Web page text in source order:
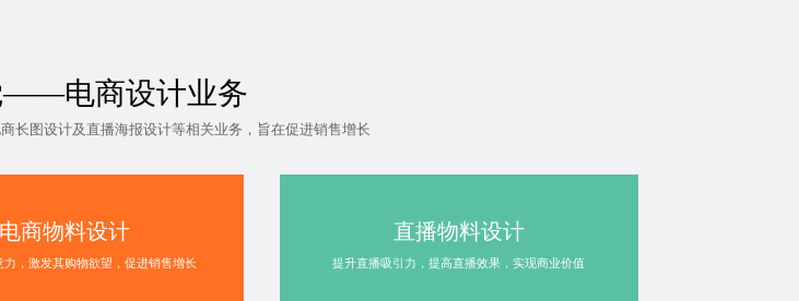
——电商设计业务
长图设计及直播海报设计等相关业务，旨在促进销售增长
电商物料设计
力，激发其购物欲望，促进销售增长
直播物料设计
提升直播吸引力，提高直播效果，实现商业价值